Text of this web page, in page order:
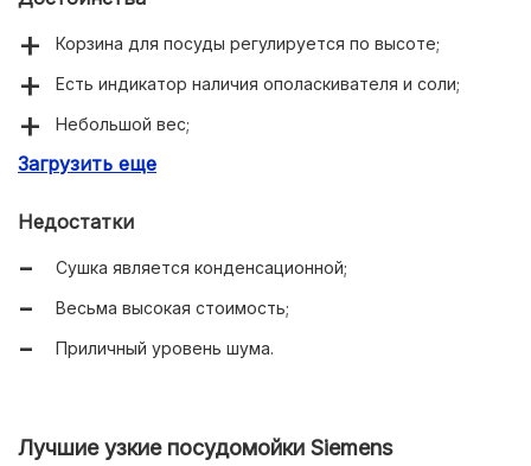
Корзина для посуды регулируется по высоте;
Есть индикатор наличия ополаскивателя и соли;
Небольшой вес;
Присутствует сенсор чистой воды;
Загрузить еще
Недостатки
Сушка является конденсационной;
Весьма высокая стоимость;
Приличный уровень шума.
Лучшие узкие посудомойки Siemens